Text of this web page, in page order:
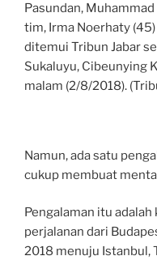
Pasundan,
tim, Irma Noerhaty
ditemui Tribun Jabar
Sukaluyu, Cibeunying
malam (2/8/2018).
Namun, ada satu
cukup membuat
Pengalaman itu
perjalanan dari
2018 menuju Istanbul,